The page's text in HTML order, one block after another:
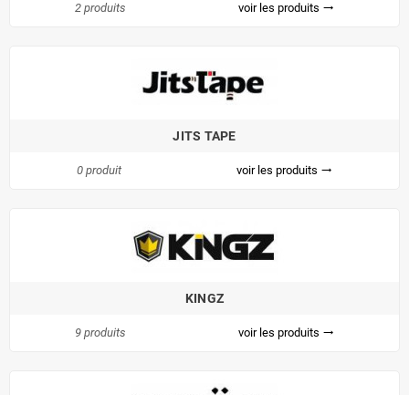
2 produits voir les produits trending_flat
JITS TAPE
0 produit voir les produits trending_flat
KINGZ
9 produits voir les produits trending_flat